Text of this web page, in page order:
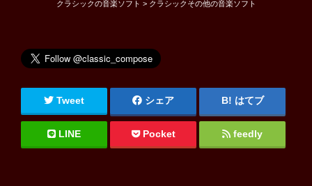
クラシックの音楽ソフト > クラシックその他の音楽ソフト
Tweet シェア はてブ
LINE Pocket feedly